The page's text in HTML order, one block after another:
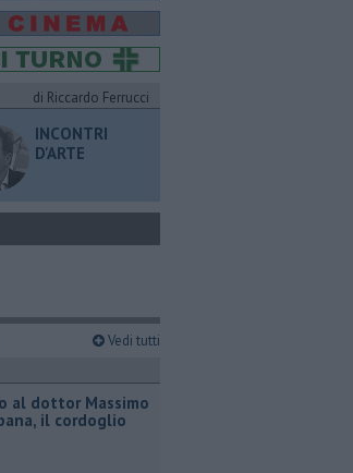
di Riccardo Ferrucci
INCONTRI
D'ARTE
Vedi tutti
al dottor Massimo
il cordoglio